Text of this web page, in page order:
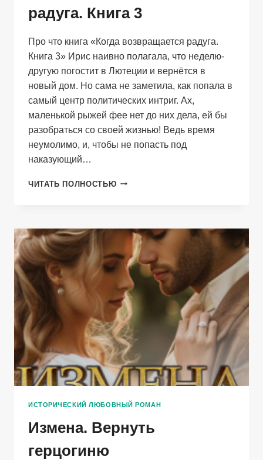
радуга. Книга 3
Про что книга «Когда возвращается радуга.
Книга 3» Ирис наивно полагала, что неделю-
другую погостит в Лютеции и вернётся в
новый дом. Но сама не заметила, как попала в
самый центр политических интриг. Ах,
маленькой рыжей фее нет до них дела, ей бы
разобраться со своей жизнью! Ведь время
неумолимо, и, чтобы не попасть под
наказующий…
ЧИТАТЬ ПОЛНОСТЬЮ КОГДА
3
ИСТОРИЧЕСКИЙ ЛЮБОВНЫЙ РОМАН
Измена. Вернуть
герцогиню